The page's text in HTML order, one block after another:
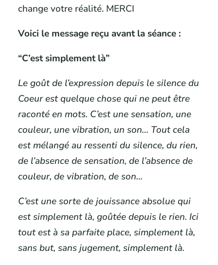
change votre réalité. MERCI
Voici le message reçu avant la séance :
“C’est simplement là”
Le goût de l’expression depuis le silence du
Coeur est quelque chose qui ne peut être
raconté en mots. C’est une sensation, une
couleur, une vibration, un son… Tout cela
est mélangé au ressenti du silence, du rien,
de l’absence de sensation, de l’absence de
couleur, de vibration, de son…
C’est une sorte de jouissance absolue qui
est simplement là, goûtée depuis le rien. Ici
tout est à sa parfaite place, simplement là,
sans but, sans jugement, simplement là.